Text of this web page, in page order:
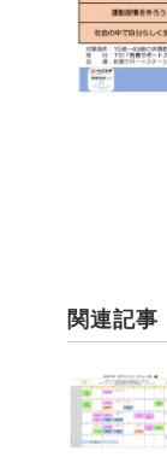
関連記事